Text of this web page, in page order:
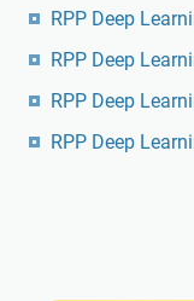
RPP Deep
RPP Deep
RPP Deep
RPP Deep